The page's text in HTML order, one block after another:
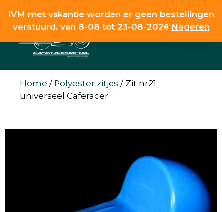
IVM met vakantie worden er geen bestellingen
verstuurd. van 8-08 tot 23-08-2026 Negeren
naar
inhoud
MENU
Home / Polyester zitjes / Zit nr21
universeel Caferacer